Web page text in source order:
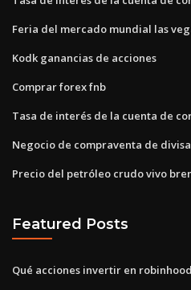
Feria del mercado mundial las
Kodk ganancias de acciones
Comprar forex fnb
Tasa de interés de la cuenta de
Negocio de compraventa de
Precio del petróleo crudo vivo
Featured Posts
Qué acciones invertir en robinhood